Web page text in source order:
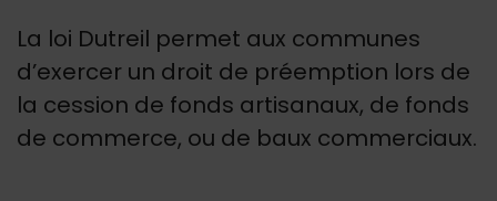
La loi Dutreil permet aux communes
d’exercer un droit de préemption lors de
la cession de fonds artisanaux, de fonds
de commerce, ou de baux commerciaux.